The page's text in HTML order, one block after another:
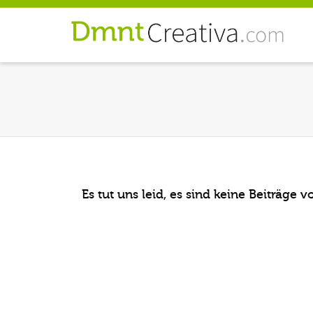
Es tut uns leid, es sind keine Beiträge